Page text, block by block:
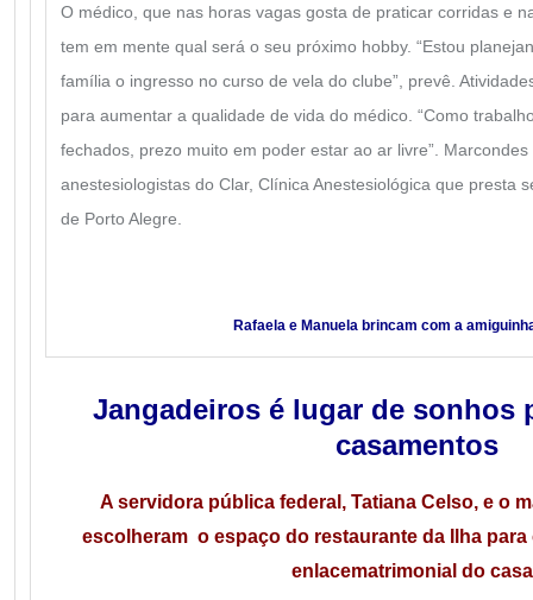
O médico, que nas horas vagas gosta de praticar corridas e
tem em mente qual será o seu próximo hobby. “Estou
família o ingresso no curso de vela do clube”, prevê.
para aumentar a qualidade de vida do médico. “Como
fechados, prezo muito em poder estar ao ar livre”.
anestesiologistas do Clar, Clínica Anestesiológica que presta
de Porto Alegre.
Rafaela e Manuela brincam com a amiguinha
Jangadeiros é lugar de sonhos
casamentos
A servidora pública federal, Tatiana Celso, e o
escolheram o espaço do restaurante da Ilha
enlacematrimonial do